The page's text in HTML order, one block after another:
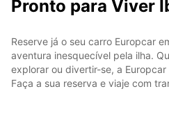
Pronto para Viver
Reserve já o seu carro Europcar
aventura inesquecível pela ilha.
explorar ou divertir-se, a
Faça a sua reserva e viaje com